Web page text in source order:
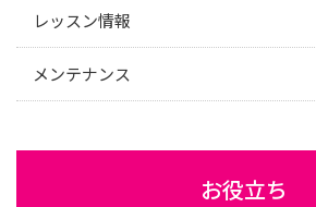
レッスン情報
メンテナンス
お役立ち